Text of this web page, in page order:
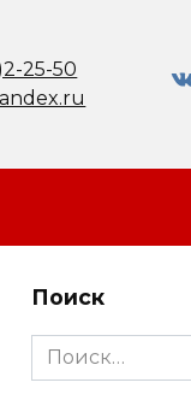
25-50
Поиск
Search
for: